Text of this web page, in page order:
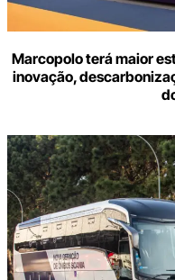
Marcopolo terá maior
inovação,